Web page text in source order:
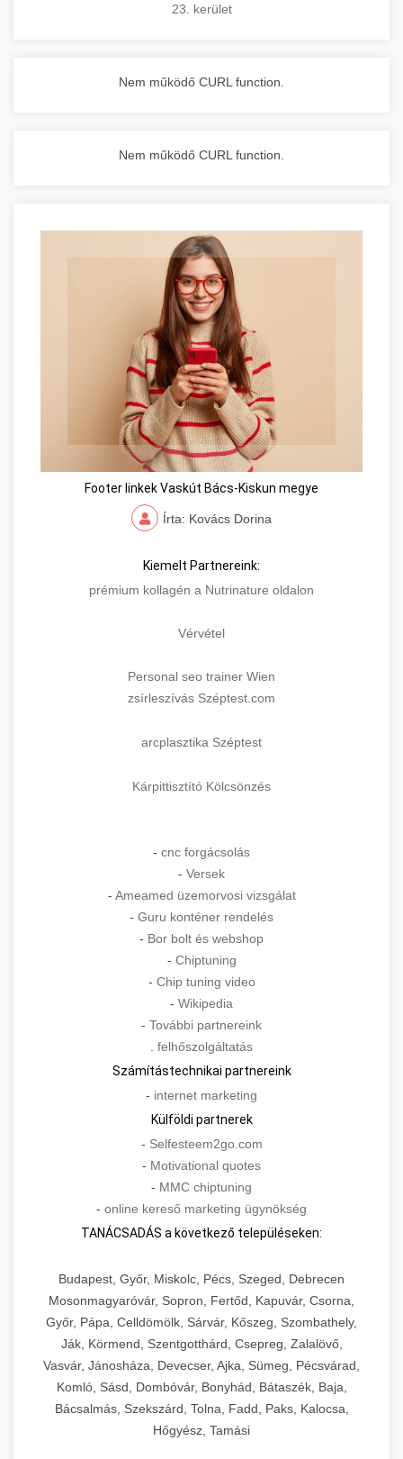
23. kerület
Nem működő CURL function.
Nem működő CURL function.
Footer linkek Vaskút Bács-Kiskun megye
Írta: Kovács Dorina
Kiemelt Partnereink:
prémium kollagén a Nutrinature oldalon
Vérvétel
Personal seo trainer Wien
zsírleszívás Széptest.com
arcplasztika Széptest
Kárpittisztító Kölcsönzés
- cnc forgácsolás
- Versek
- Ameamed üzemorvosi vizsgálat
- Guru konténer rendelés
- Bor bolt és webshop
- Chiptuning
- Chip tuning video
- Wikipedia
- További partnereink
. felhőszolgáltatás
Számítástechnikai partnereink
- internet marketing
Külföldi partnerek
- Selfesteem2go.com
- Motivational quotes
- MMC chiptuning
- online kereső marketing ügynökség
TANÁCSADÁS a következő településeken:
Budapest, Győr, Miskolc, Pécs, Szeged, Debrecen
Mosonmagyaróvár, Sopron, Fertőd, Kapuvár, Csorna,
Győr, Pápa, Celldömölk, Sárvár, Kőszeg, Szombathely,
Ják, Körmend, Szentgotthárd, Csepreg, Zalalövő,
Vasvár, Jánosháza, Devecser, Ajka, Sümeg, Pécsvárad,
Komló, Sásd, Dombóvár, Bonyhád, Bátaszék, Baja,
Bácsalmás, Szekszárd, Tolna, Fadd, Paks, Kalocsa,
Hőgyész, Tamási